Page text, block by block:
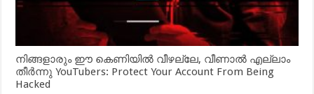
നിങ്ങളാരും ഈ കെണിയിൽ വീഴല്ലേ, വീണാൽ എല്ലാം
തീർന്നു YouTubers: Protect Your Account From Being
Hacked